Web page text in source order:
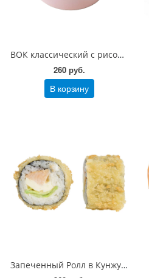
ВОК классический с рисом 200 гр
260 руб.
В корзину
Запеченный Ролл в Кунжуте с угрем 200 гр